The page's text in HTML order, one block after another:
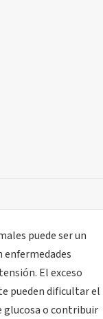
puede ser un
enfermedades
El exceso
pueden dificultar el
o contribuir